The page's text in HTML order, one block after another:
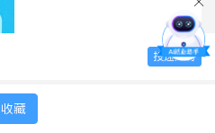
投递简历
收藏